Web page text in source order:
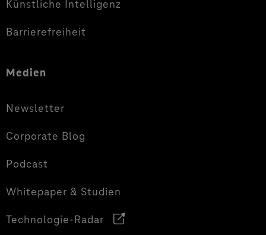
Künstliche Intelligenz
Barrierefreiheit
Medien
Newsletter
Corporate Blog
Podcast
Whitepaper & Studien
Technologie-Radar